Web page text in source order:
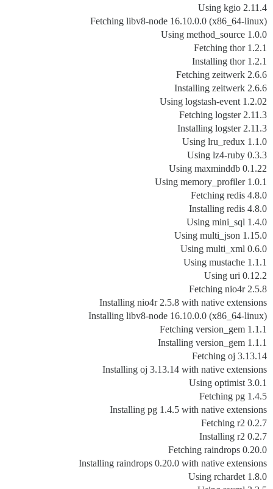
Using kgio 2.11.4
Fetching libv8-node 16.10.0.0 (x86_64-linux)
Using method_source 1.0.0
Fetching thor 1.2.1
Installing thor 1.2.1
Fetching zeitwerk 2.6.6
Installing zeitwerk 2.6.6
Using logstash-event 1.2.02
Fetching logster 2.11.3
Installing logster 2.11.3
Using lru_redux 1.1.0
Using lz4-ruby 0.3.3
Using maxminddb 0.1.22
Using memory_profiler 1.0.1
Fetching redis 4.8.0
Installing redis 4.8.0
Using mini_sql 1.4.0
Using multi_json 1.15.0
Using multi_xml 0.6.0
Using mustache 1.1.1
Using uri 0.12.2
Fetching nio4r 2.5.8
Installing nio4r 2.5.8 with native extensions
Installing libv8-node 16.10.0.0 (x86_64-linux)
Fetching version_gem 1.1.1
Installing version_gem 1.1.1
Fetching oj 3.13.14
Installing oj 3.13.14 with native extensions
Using optimist 3.0.1
Fetching pg 1.4.5
Installing pg 1.4.5 with native extensions
Fetching r2 0.2.7
Installing r2 0.2.7
Fetching raindrops 0.20.0
Installing raindrops 0.20.0 with native extensions
Using rchardet 1.8.0